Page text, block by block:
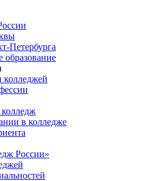
Петербурга
образование
колледжей
в колледже
России»